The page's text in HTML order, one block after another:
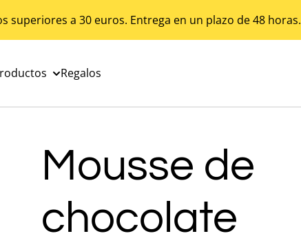
superiores a 30 euros. Entrega en un plazo de 48 horas.
Regalos
Mousse de
chocolate